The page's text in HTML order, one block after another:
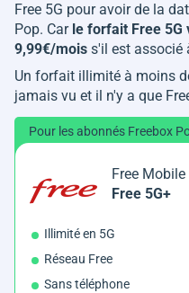
Free 5G pour avoir de la
Pop. Car le forfait Free
9,99€/mois s'il est associé
Un forfait illimité à moins
jamais vu et il n'y a que
Pour les abonnés Freebox
Free Mobile
Free 5G+
Illimité en 5G
Réseau Free
Sans téléphone